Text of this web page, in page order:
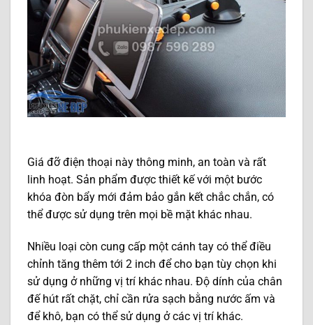
Giá đỡ điện thoại này thông minh, an toàn và rất
linh hoạt. Sản phẩm được thiết kế với một bước
khóa đòn bẩy mới đảm bảo gắn kết chắc chắn, có
thể được sử dụng trên mọi bề mặt khác nhau.
Nhiều loại còn cung cấp một cánh tay có thể điều
chỉnh tăng thêm tới 2 inch để cho bạn tùy chọn khi
sử dụng ở những vị trí khác nhau. Độ dính của chân
đế hút rất chặt, chỉ cần rửa sạch bằng nước ấm và
để khô, bạn có thể sử dụng ở các vị trí khác.